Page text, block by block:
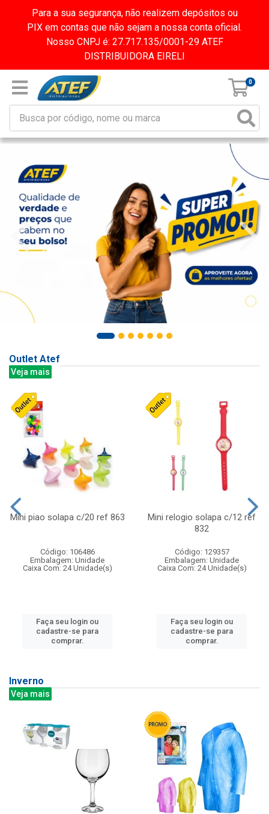
Para a sua segurança, não realizem depósitos ou
PIX em contas que não sejam a nossa conta oficial.
Nosso CNPJ é: 27.717.135/0001-29 ATEF
DISTRIBUIDORA EIRELI
0
Outlet Atef
Veja mais
Mini piao solapa c/20 ref 863
Código: 106486
Embalagem: Unidade
Caixa Com: 24 Unidade(s)
Faça seu login ou
cadastre-se para
comprar.
Mini relogio solapa c/12 ref
832
Código: 129357
Embalagem: Unidade
Caixa Com: 24 Unidade(s)
Faça seu login ou
cadastre-se para
comprar.
Inverno
Veja mais